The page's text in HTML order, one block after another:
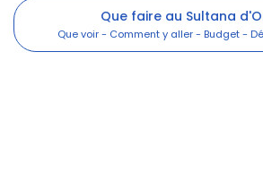
Que faire au Sultana